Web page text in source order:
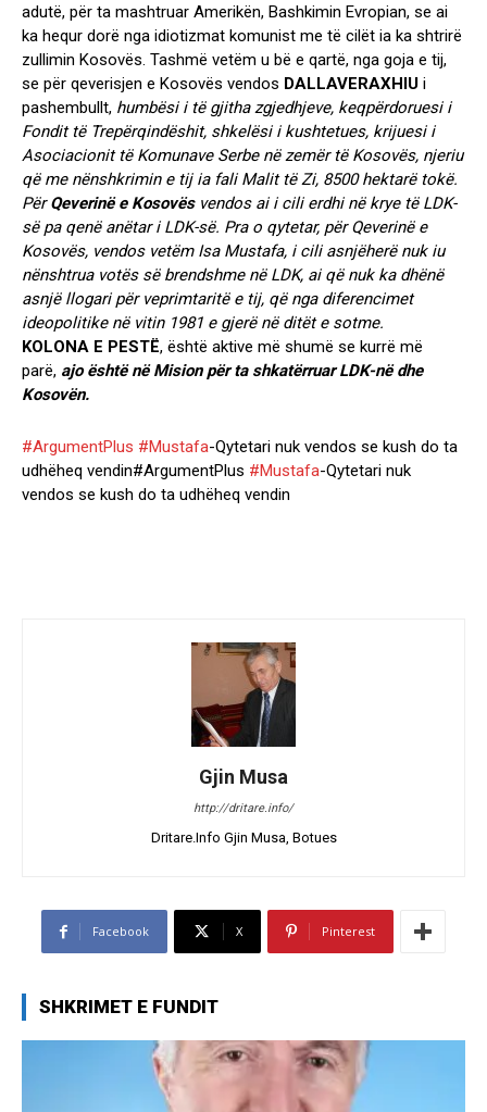
adutë, për ta mashtruar Amerikën, Bashkimin Evropian, se ai
ka hequr dorë nga idiotizmat komunist me të cilët ia ka shtrirë
zullimin Kosovës. Tashmë vetëm u bë e qartë, nga goja e tij,
se për qeverisjen e Kosovës vendos DALLAVERAXHIU i
pashembullt, humbësi i të gjitha zgjedhjeve, keqpërdoruesi i
Fondit të Trepërqindëshit, shkelësi i kushtetues, krijuesi i
Asociacionit të Komunave Serbe në zemër të Kosovës, njeriu
që me nënshkrimin e tij ia fali Malit të Zi, 8500 hektarë tokë.
PërQeverinë e Kosovësvendos ai i cili erdhi në krye të LDK-
së pa qenë anëtar i LDK-së. Pra o qytetar, për Qeverinë e
Kosovës, vendos vetëm Isa Mustafa, i cili asnjëherë nuk iu
nënshtrua votës së brendshme në LDK, ai që nuk ka dhënë
asnjë llogari për veprimtaritë e tij, që nga diferencimet
ideopolitike në vitin 1981 e gjerë në ditët e sotme.
KOLONA E PESTË, është aktive më shumë se kurrë më
parë, ajo është në Mision për ta shkatërruar LDK-në dhe
Kosovën.
#ArgumentPlus #Mustafa-Qytetari nuk vendos se kush do ta
udhëheq vendin#ArgumentPlus #Mustafa-Qytetari nuk
vendos se kush do ta udhëheq vendin
Gjin Musa
http://dritare.info/
Dritare.Info Gjin Musa, Botues
Facebook X Pinterest
SHKRIMET E FUNDIT